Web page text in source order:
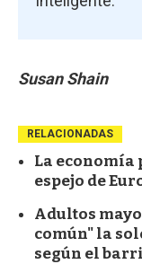
Susan Shain
RELACIONADAS
La economía
espejo de
Adultos
común" la
según el